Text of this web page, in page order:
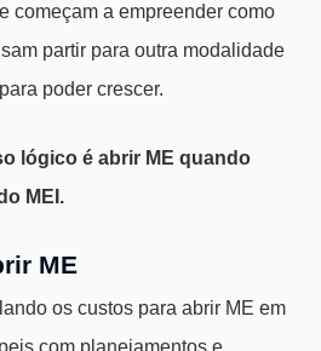
começam a empreender como
partir para outra modalidade
poder crescer.
lógico é abrir ME quando
MEI.
ME